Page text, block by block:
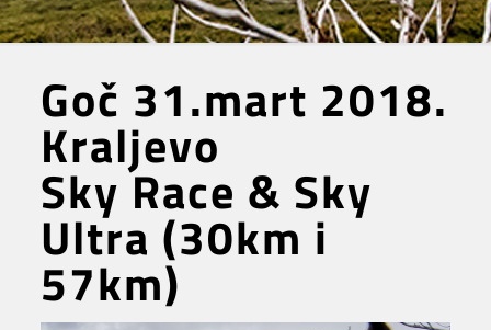
Goč 31.mart 2018.
Kraljevo
Sky Race & Sky
Ultra (30km i
57km)